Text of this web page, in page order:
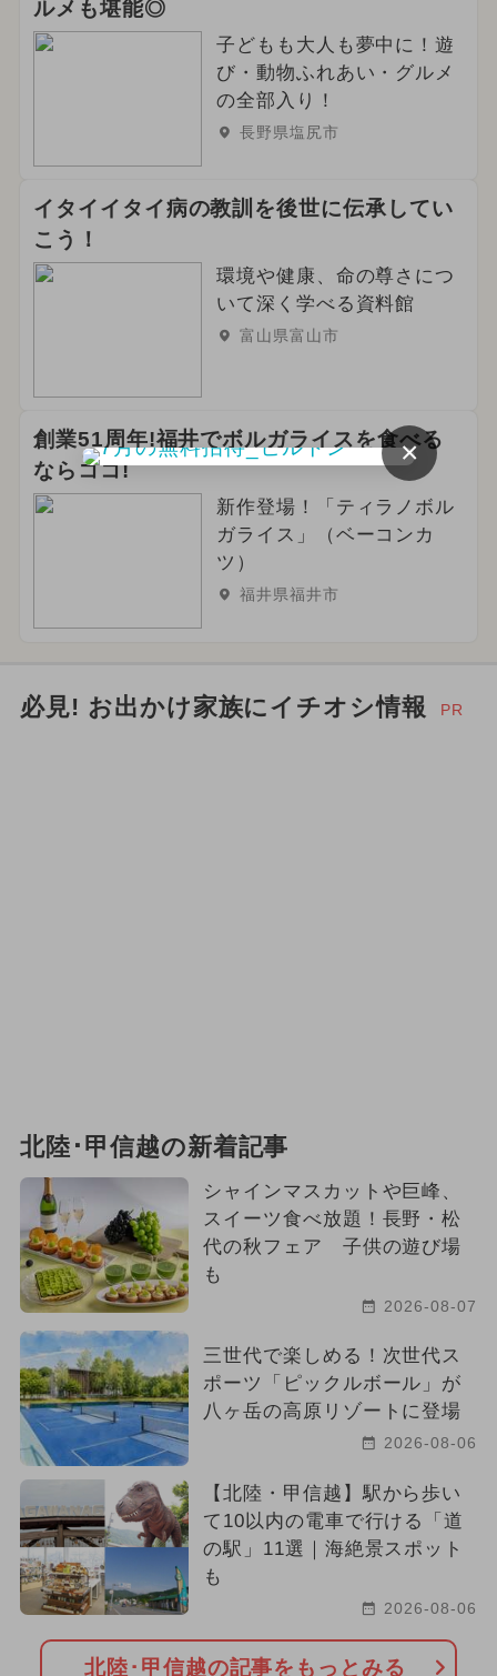
ルメも堪能◎
子どもも大人も夢中に！遊
び・動物ふれあい・グルメ
の全部入り！
長野県塩尻市
イタイイタイ病の教訓を後世に伝承してい
こう！
環境や健康、命の尊さにつ
いて深く学べる資料館
富山県富山市
創業51周年!福井でボルガライスを食べる
ならココ!
新作登場！「ティラノボル
ガライス」（ベーコンカ
ツ）
福井県福井市
必見! お出かけ家族にイチオシ情報 PR
北陸･甲信越の新着記事
シャインマスカットや巨峰、
スイーツ食べ放題！長野・松
代の秋フェア 子供の遊び場
も
2026-08-07
三世代で楽しめる！次世代ス
ポーツ「ピックルボール」が
八ヶ岳の高原リゾートに登場
2026-08-06
【北陸・甲信越】駅から歩い
て10以内の電車で行ける「道
の駅」11選｜海絶景スポット
も
2026-08-06
北陸･甲信越の記事をもっとみる
×